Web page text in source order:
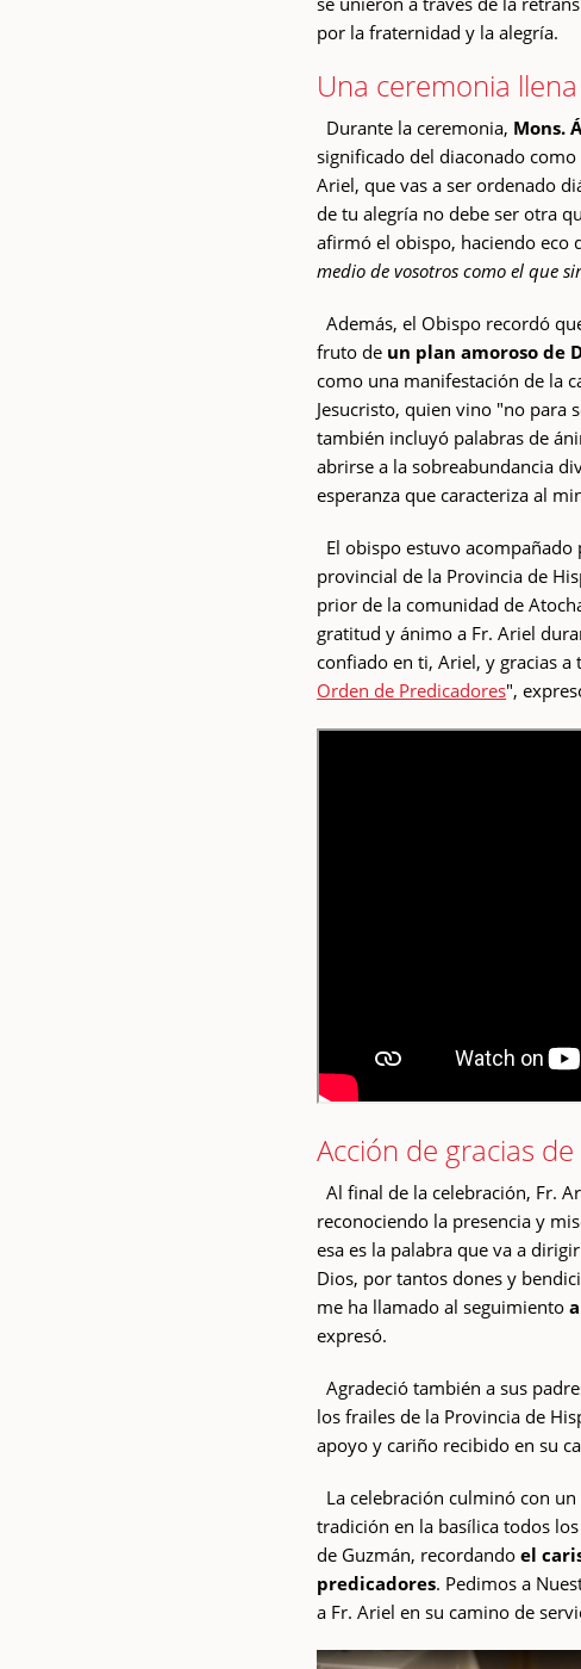
por la fraternidad y la alegría.
Una ceremonia
Durante la ceremonia, Mons.
significado del diaconado
Ariel, que vas a ser ordenado
de tu alegría no debe ser otra
afirmó el obispo, haciendo eco
medio de vosotros como el que
Además, el Obispo recordó
fruto de un plan amoroso de
como una manifestación de la
Jesucristo, quien vino "no para
también incluyó palabras de
abrirse a la sobreabundancia
esperanza que caracteriza al
El obispo estuvo
provincial de la Provincia de
prior de la comunidad de
gratitud y ánimo a Fr. Ariel
confiado en ti, Ariel, y gracias
Orden de Predicadores",
Acción de gracias de
Al final de la celebración, Fr.
reconociendo la presencia y
esa es la palabra que va a
Dios, por tantos dones y
me ha llamado al seguimiento
expresó.
Agradeció también a sus
los frailes de la Provincia de
apoyo y cariño recibido en su
La celebración culminó con
tradición en la basílica todos
de Guzmán, recordandoel
predicadores. Pedimos a
a Fr. Ariel en su camino de